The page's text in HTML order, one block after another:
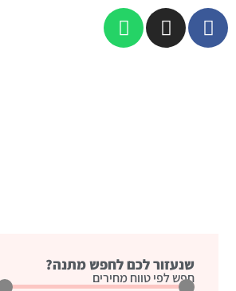
שנעזור לכם לחפש מתנה?
חפש לפי טווח מחירים